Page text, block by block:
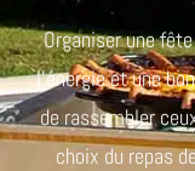
Organiser une
l’énergie et une
de rassembler
choix du repas